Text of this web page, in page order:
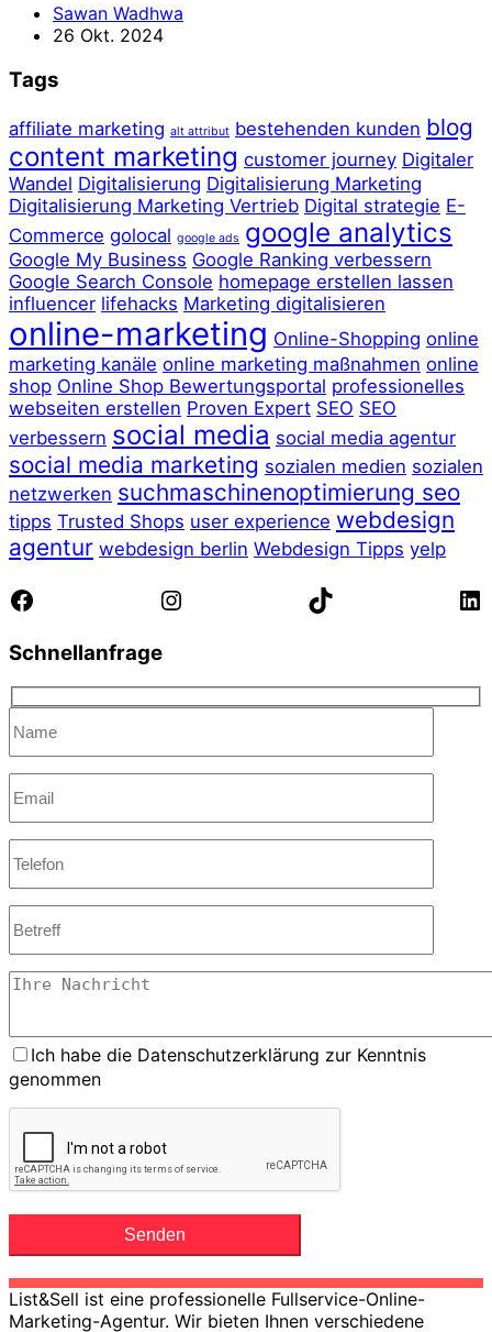
Sawan Wadhwa
26 Okt. 2024
Tags
affiliate marketing alt attribut bestehenden kunden blog
content marketing customer journey Digitaler
Wandel Digitalisierung Digitalisierung Marketing
Digitalisierung Marketing Vertrieb Digital strategie E-
Commerce golocal google ads google analytics
Google My Business Google Ranking verbessern
Google Search Console homepage erstellen lassen
influencer lifehacks Marketing digitalisieren
online-marketing Online-Shopping online
marketing kanäle online marketing maßnahmen online
shop Online Shop Bewertungsportal professionelles
webseiten erstellen Proven Expert SEO SEO
verbessern social media social media agentur
social media marketing sozialen medien sozialen
netzwerken suchmaschinenoptimierung seo
tipps Trusted Shops user experience webdesign
agentur webdesign berlin Webdesign Tipps yelp
Facebook Instagram TikTok
Schnellanfrage
Ich habe die Datenschutzerklärung zur Kenntnis
genommen
List&Sell ist eine professionelle Fullservice-Online-
Marketing-Agentur. Wir bieten Ihnen verschiedene